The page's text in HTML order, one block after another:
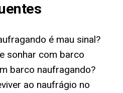
é mau sinal?
sonhar com barco
barco naufragando?
ao naufrágio no